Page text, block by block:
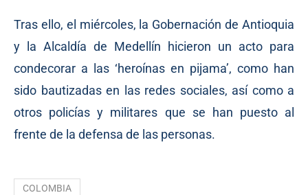
Tras ello, el miércoles, la Gobernación de Antioquia
y la Alcaldía de Medellín hicieron un acto para
condecorar a las ‘heroínas en pijama’, como han
sido bautizadas en las redes sociales, así como a
otros policías y militares que se han puesto al
frente de la defensa de las personas.
COLOMBIA